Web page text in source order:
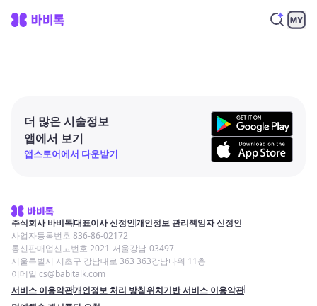
더 많은 시술정보
앱에서 보기
앱스토어에서 다운받기
주식회사 바비톡대표이사 신정인개인정보 관리책임자 신정인
사업자등록번호 836-86-02172
통신판매업신고번호 2021-서울강남-03497
서울특별시 서초구 강남대로 363 363강남타워 11층
이메일 cs@babitalk.com
서비스 이용약관개인정보 처리 방침위치기반 서비스 이용약관